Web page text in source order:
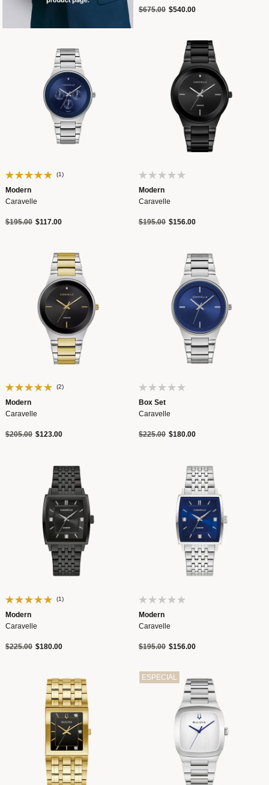
Precio reducido de
$675.00a$540.00
(1)
Modern
Caravelle
Precio reducido de
$195.00a$117.00
Modern
Caravelle
Precio reducido de
$195.00a$156.00
(2)
Modern
Caravelle
Precio reducido de
$205.00a$123.00
Box Set
Caravelle
Precio reducido de
$225.00a$180.00
(1)
Modern
Caravelle
Precio reducido de
$225.00a$180.00
Modern
Caravelle
Precio reducido de
$195.00a$156.00
ESPECIAL